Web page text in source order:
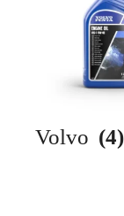
Volvo (4)